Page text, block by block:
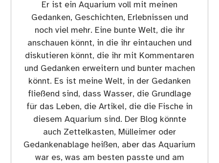
Er ist ein Aquarium voll mit meinen
Gedanken, Geschichten, Erlebnissen und
noch viel mehr. Eine bunte Welt, die ihr
anschauen könnt, in die ihr eintauchen und
diskutieren könnt, die ihr mit Kommentaren
und Gedanken erweitern und bunter machen
könnt. Es ist meine Welt, in der Gedanken
fließend sind, dass Wasser, die Grundlage
für das Leben, die Artikel, die die Fische in
diesem Aquarium sind. Der Blog könnte
auch Zettelkasten, Mülleimer oder
Gedankenablage heißen, aber das Aquarium
war es, was am besten passte und am